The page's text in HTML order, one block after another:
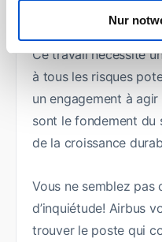
Nur
Ce travail nécessite
à tous les risques
un engagement à
sont le fondement du
de la croissance
Vous ne semblez pas
d’inquiétude! Airbus
trouver le poste qui